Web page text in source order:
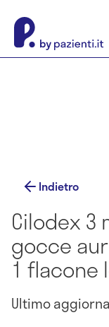
Indietro
Cilodex 3
gocce
1 flacone
Ultimo